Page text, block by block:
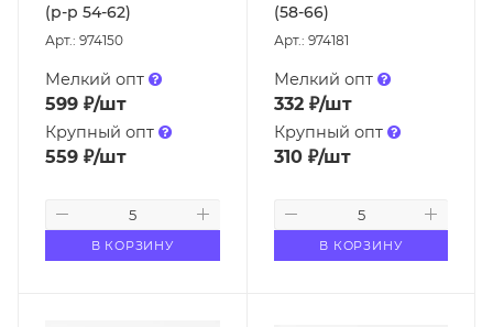
(р-р 54-62)
Арт.: 974150
Мелкий опт
599 ₽/шт
Крупный опт
559 ₽/шт
В КОРЗИНУ
(58-66)
Арт.: 974181
Мелкий опт
332₽/шт
Крупный опт
310₽/шт
В КОРЗИНУ